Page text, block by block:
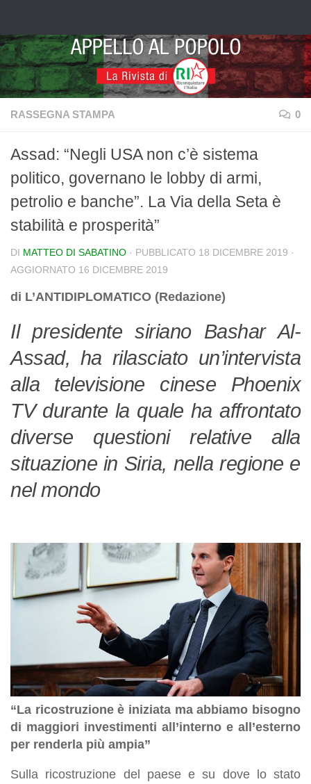
RASSEGNA STAMPA 0
Assad: “Negli USA non c’è sistema
politico, governano le lobby di armi,
petrolio e banche”. La Via della Seta è
stabilità e prosperità”
DI MATTEO DI SABATINO · PUBBLICATO 18 DICEMBRE 2019 ·
AGGIORNATO 16 DICEMBRE 2019
di L’ANTIDIPLOMATICO (Redazione)
Il presidente siriano Bashar Al-
Assad, ha rilasciato un’intervista
alla televisione cinese Phoenix
TV durante la quale ha affrontato
diverse questioni relative alla
situazione in Siria, nella regione e
nel mondo
“La ricostruzione è iniziata ma abbiamo bisogno
di maggiori investimenti all’interno e all’esterno
per renderla più ampia”
Sulla ricostruzione del paese e su dove lo stato